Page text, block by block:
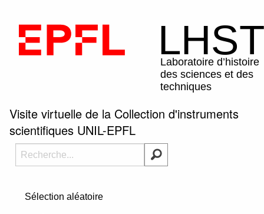
Visite virtuelle de la Collection d'instruments
scientifiques UNIL-EPFL
Sélection aléatoire